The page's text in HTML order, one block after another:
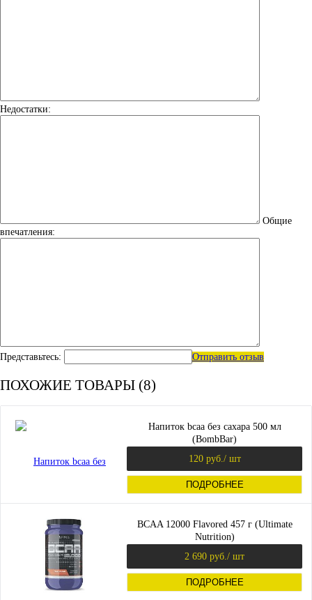
Недостатки:
Общие
впечатления:
Представьтесь: Отправить отзыв
ПОХОЖИЕ ТОВАРЫ (8)
Напиток bcaa без сахара 500 мл
(BombBar)
120 руб. / шт
ПОДРОБНЕЕ
BCAA 12000 Flavored 457 г (Ultimate
Nutrition)
2 690 руб. / шт
ПОДРОБНЕЕ